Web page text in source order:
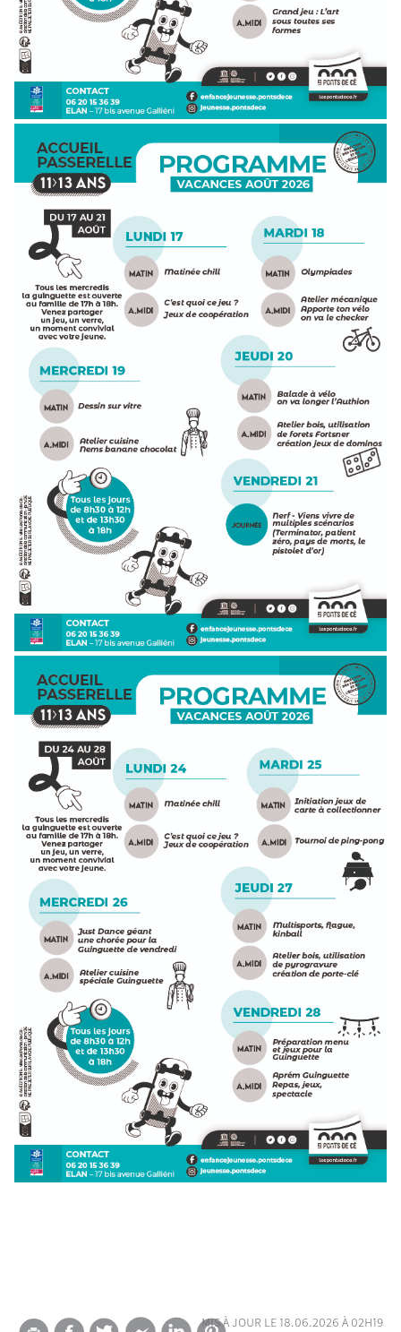
mis à jour le 18.06.2026 à 02h19